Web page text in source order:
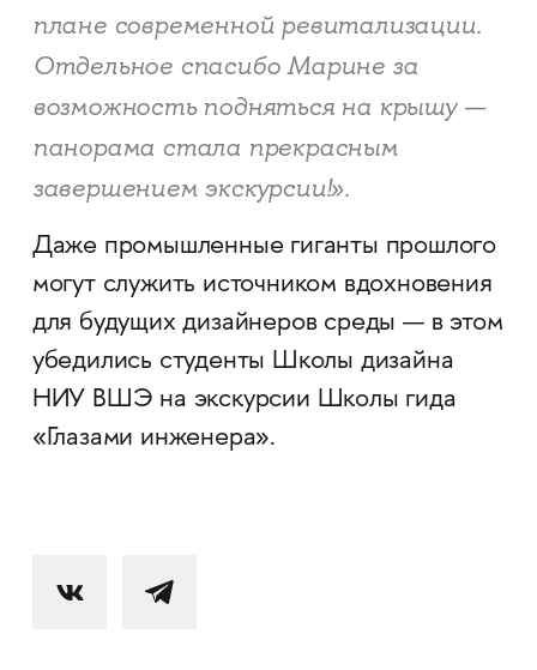
плане современной ревитализации.
Отдельное спасибо Марине за
возможность подняться на крышу —
панорама стала прекрасным
завершением экскурсии!».
Даже промышленные гиганты прошлого
могут служить источником вдохновения
для будущих дизайнеров среды — в этом
убедились студенты Школы дизайна
НИУ ВШЭ на экскурсии Школы гида
«Глазами инженера».